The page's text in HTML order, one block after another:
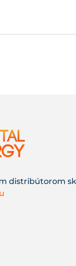
distribútorom